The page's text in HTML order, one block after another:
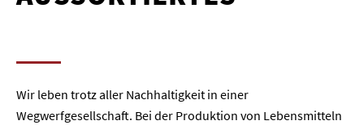
Wir leben trotz aller Nachhaltigkeit in einer
Wegwerfgesellschaft. Bei der Produktion von Lebensmitteln